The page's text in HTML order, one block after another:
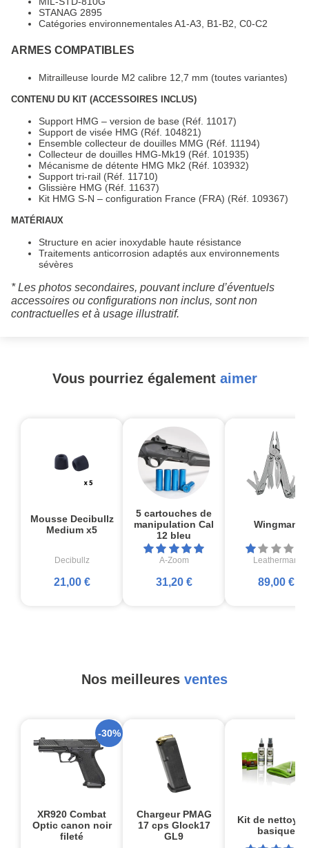
STANAG 2895
Catégories environnementales A1-A3, B1-B2, C0-C2
ARMES COMPATIBLES
Mitrailleuse lourde M2 calibre 12,7 mm (toutes variantes)
CONTENU DU KIT (ACCESSOIRES INCLUS)
Support HMG – version de base (Réf. 11017)
Support de visée HMG (Réf. 104821)
Ensemble collecteur de douilles MMG (Réf. 11194)
Collecteur de douilles HMG-Mk19 (Réf. 101935)
Mécanisme de détente HMG Mk2 (Réf. 103932)
Support tri-rail (Réf. 11710)
Glissière HMG (Réf. 11637)
Kit HMG S-N – configuration France (FRA) (Réf. 109367)
MATÉRIAUX
Structure en acier inoxydable haute résistance
Traitements anticorrosion adaptés aux environnements
sévères
* Les photos secondaires, pouvant inclure d’éventuels
accessoires ou configurations non inclus, sont non
contractuelles et à usage illustratif.
Vous pourriez également aimer
Mousse Decibullz
Medium x5
Decibullz
21,00 €
5 cartouches de
manipulation Cal
12 bleu
A-Zoom
31,20 €
Wingman
Leatherman
89,00 €
Nos meilleures ventes
XR920 Combat
Optic canon noir
fileté
-30%
Chargeur PMAG
17 cps Glock17
GL9
Kit de
basique